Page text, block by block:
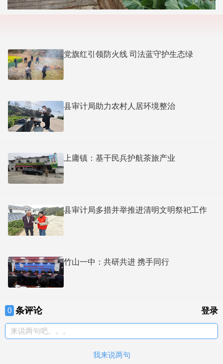
党旗红引领防火线 司法蓝守护生态绿
县审计局助力农村人居环境整治
上庸镇：基干民兵护航茶旅产业
县审计局多措并举推进清明文明祭祀工作
竹山一中：共研共进 携手同行
0 条评论 登录
来说两句吧。。。
我来说两句